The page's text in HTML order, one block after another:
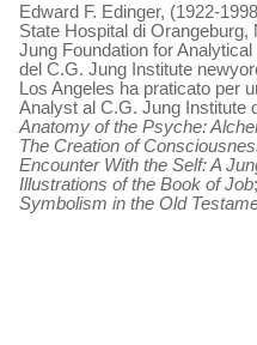
Edward F. Edinger, (1922-
State Hospital di
Jung Foundation for
del C.G. Jung Institute
Los Angeles ha praticato per
Analyst al C.G. Jung Institute
Anatomy of the Psyche:
The Creation of
Encounter With the Self: A
Illustrations of the Book of Job;
Symbolism in the Old